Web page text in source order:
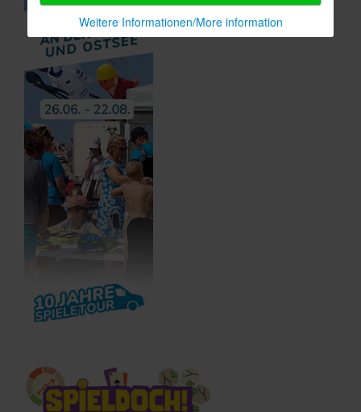
Weitere Informationen/More information